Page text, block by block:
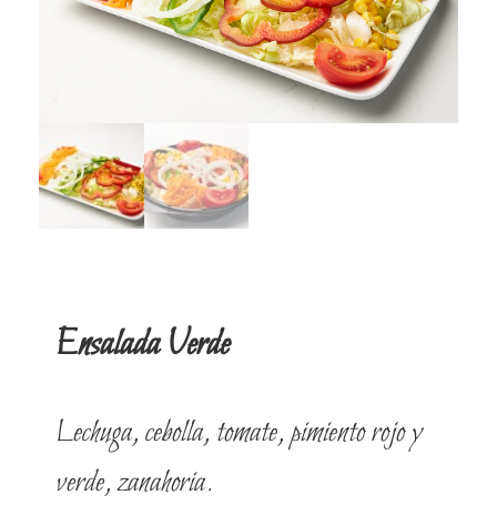
Ensalada Verde
Lechuga, cebolla, tomate, pimiento rojo y
verde, zanahoria.